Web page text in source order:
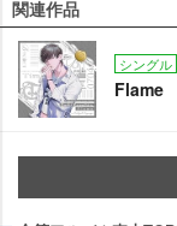
関連作品
シングル
Flame